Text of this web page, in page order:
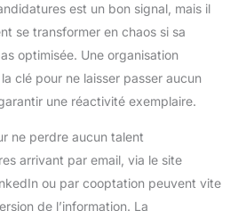
est un bon signal, mais il
se transformer en chaos si sa
optimisée. Une organisation
clé pour ne laisser passer aucun
une réactivité exemplaire.
ne perdre aucun talent
arrivant par email, via le site
ou par cooptation peuvent vite
de l’information. La